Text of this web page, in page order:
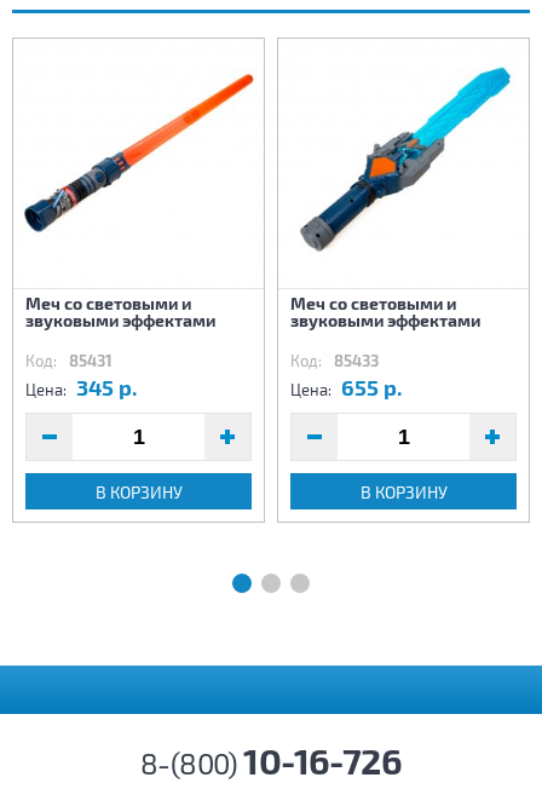
Меч со световыми и
звуковыми эффектами
Код: 85431
Цена: 345 р.
В КОРЗИНУ
Меч со световыми и
звуковыми эффектами
Код: 85433
Цена: 655 р.
В КОРЗИНУ
8-(800)10-16-726